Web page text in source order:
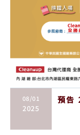
08/01
2025
預告